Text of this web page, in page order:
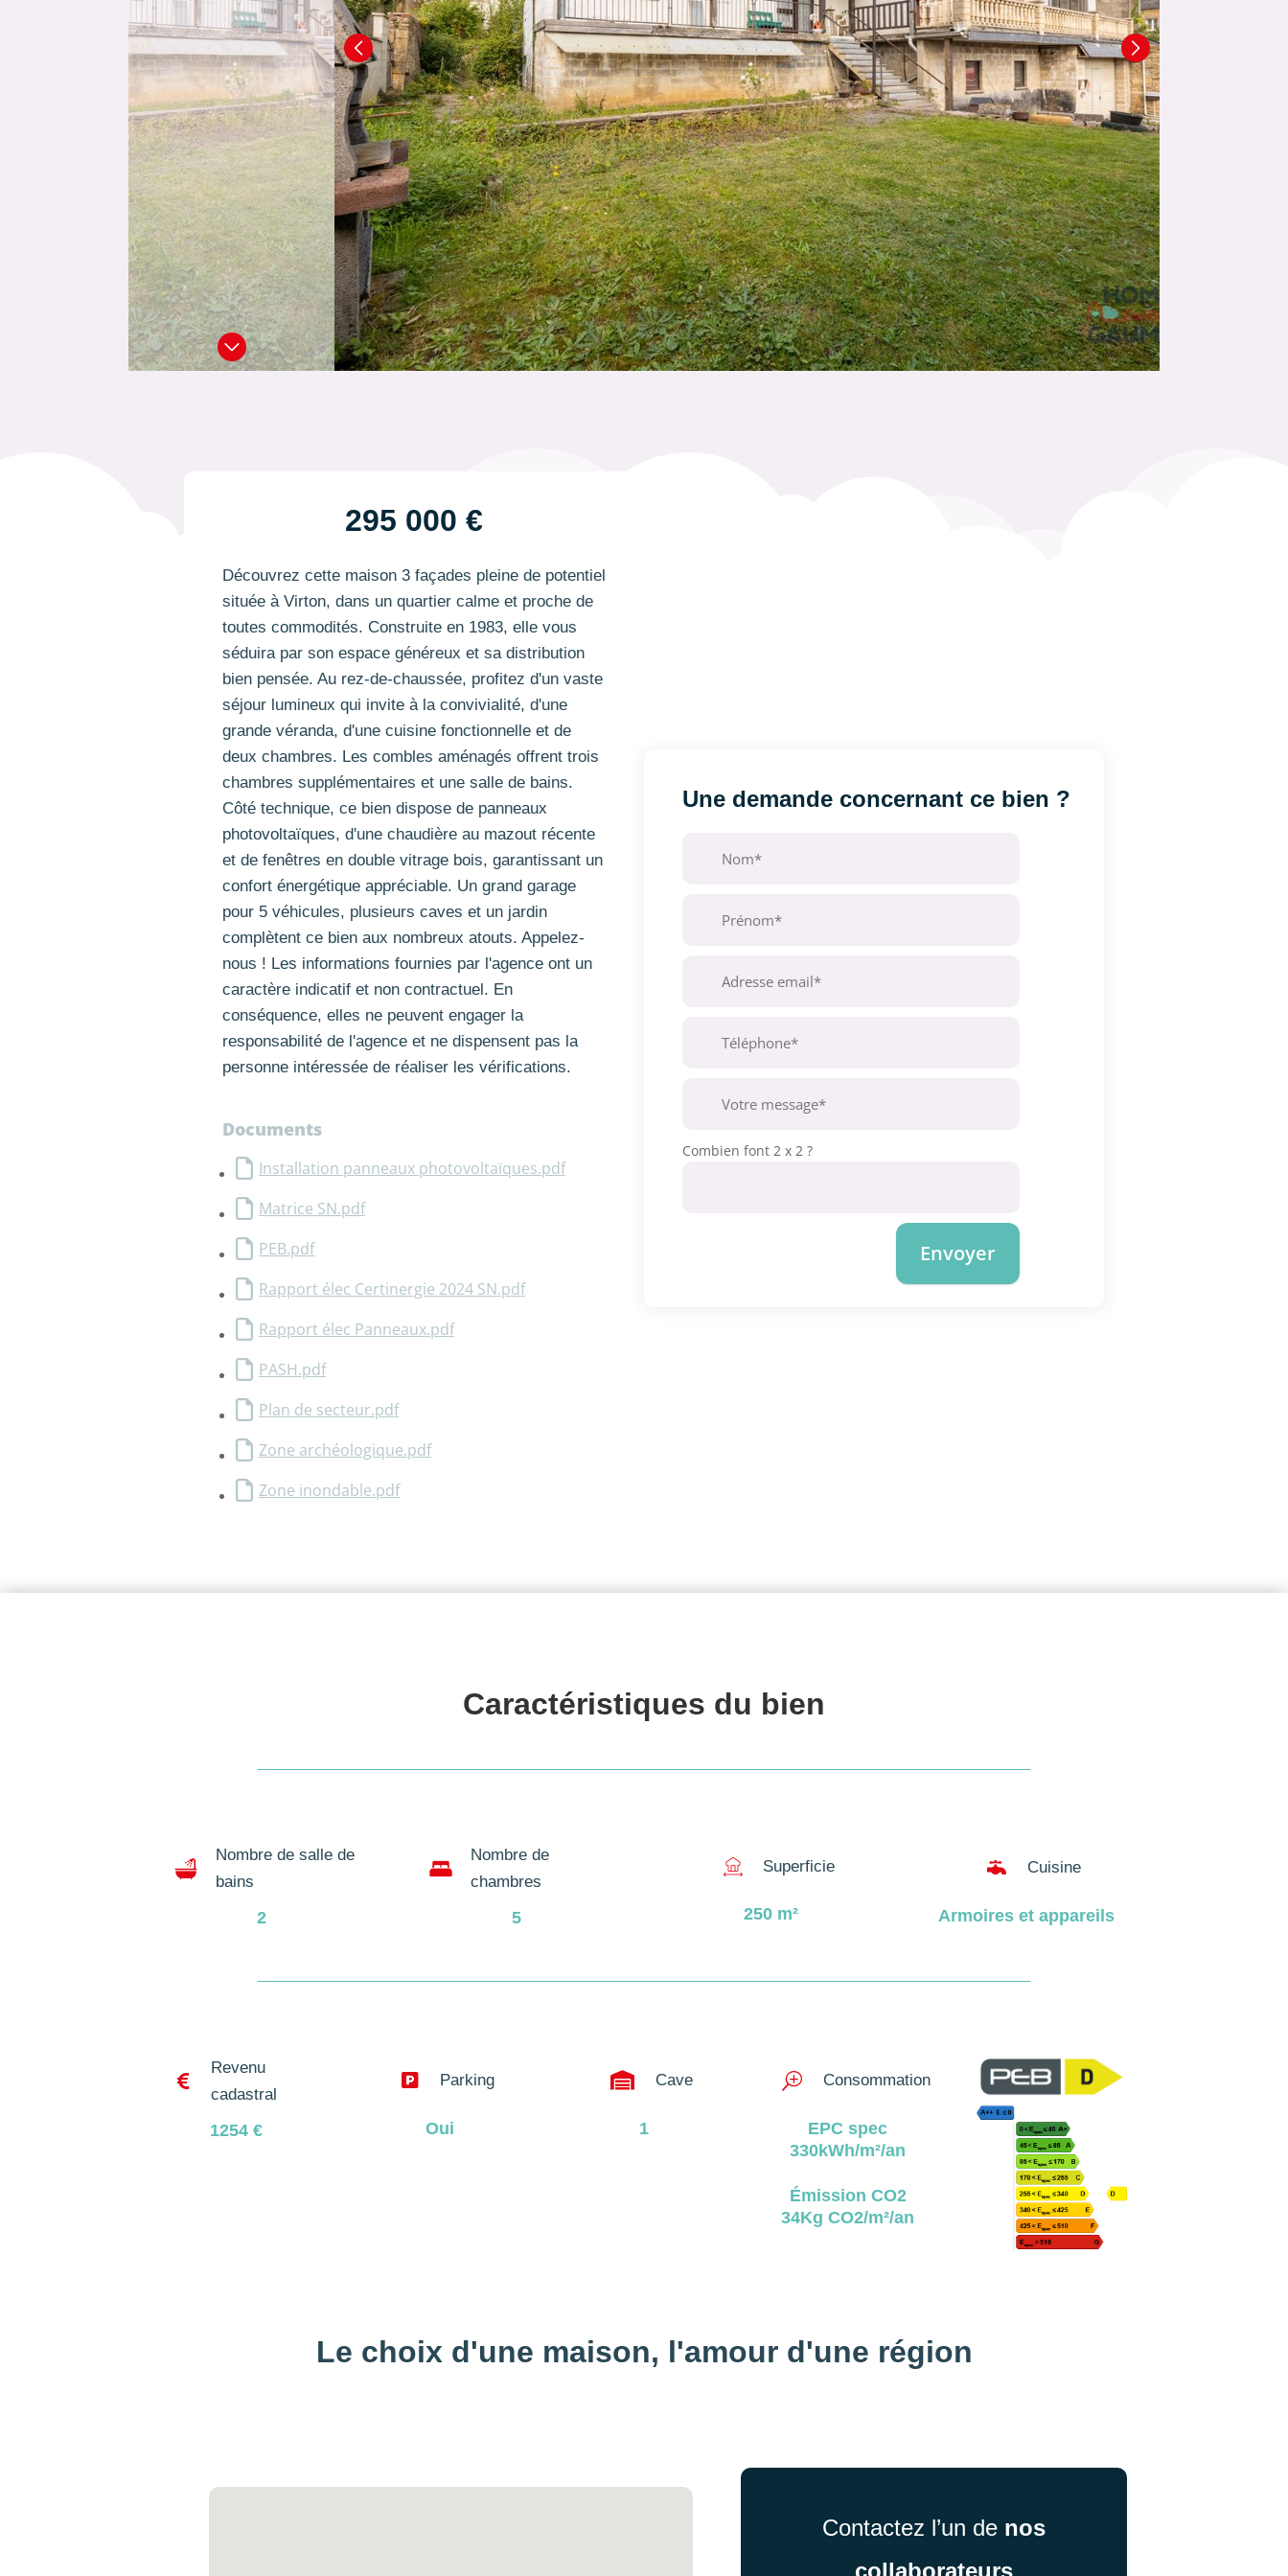
295 000 €
Découvrez cette maison 3 façades pleine de potentiel
située à Virton, dans un quartier calme et proche de
toutes commodités. Construite en 1983, elle vous
séduira par son espace généreux et sa distribution
bien pensée. Au rez-de-chaussée, profitez d'un vaste
séjour lumineux qui invite à la convivialité, d'une
grande véranda, d'une cuisine fonctionnelle et de
deux chambres. Les combles aménagés offrent trois
chambres supplémentaires et une salle de bains.
Côté technique, ce bien dispose de panneaux
photovoltaïques, d'une chaudière au mazout récente
et de fenêtres en double vitrage bois, garantissant un
confort énergétique appréciable. Un grand garage
pour 5 véhicules, plusieurs caves et un jardin
complètent ce bien aux nombreux atouts. Appelez-
nous ! Les informations fournies par l'agence ont un
caractère indicatif et non contractuel. En
conséquence, elles ne peuvent engager la
responsabilité de l'agence et ne dispensent pas la
personne intéressée de réaliser les vérifications.
Documents
Installation panneaux photovoltaïques.pdf
Matrice SN.pdf
PEB.pdf
Rapport élec Certinergie 2024 SN.pdf
Rapport élec Panneaux.pdf
PASH.pdf
Plan de secteur.pdf
Zone archéologique.pdf
Zone inondable.pdf
Une demande concernant ce bien ?
Combien font 2 x 2 ?
Envoyer
Caractéristiques du bien
Nombre de salle de
bains
2
Nombre de
chambres
5
Superficie
250 m²
 Cuisine
Armoires et appareils

Revenu
cadastral
1254€
 Parking
Oui
 Cave
1
T Consommation
EPC spec
330kWh/m²/an
Émission CO2
34Kg CO2/m²/an
Le choix d'une maison, l'amour d'une région
Contactez l’un de nos